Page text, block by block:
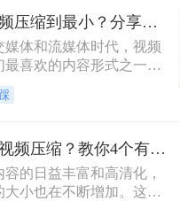
文将介绍几种电脑压缩视
帮助大家轻松解决视频存
问题。
如何将视频压缩到最小？分享四个易学方法！
媒体和流媒体时代，视频
最喜欢的内容形式之一。
件通常比其他媒体文件
们需要将其压缩为更小
如何进行视频压缩？教你4个有效压缩方法！
容的日益丰富和高清化，
大小也在不断增加。这不